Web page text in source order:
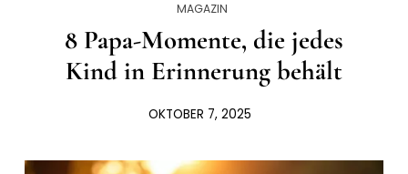
MAGAZIN
8 Papa-Momente, die jedes
Kind in Erinnerung behält
OKTOBER 7, 2025